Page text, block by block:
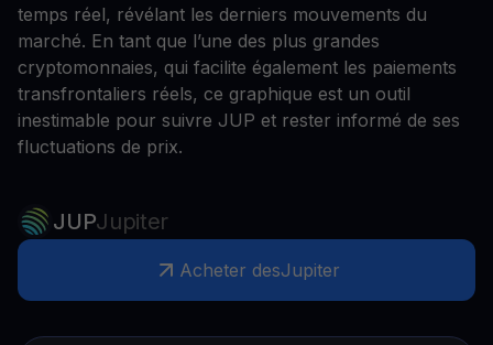
temps réel, révélant les derniers mouvements du
marché. En tant que l’une des plus grandes
cryptomonnaies, qui facilite également les paiements
transfrontaliers réels, ce graphique est un outil
inestimable pour suivre JUP et rester informé de ses
fluctuations de prix.
JUPJupiter
Acheter desJupiter